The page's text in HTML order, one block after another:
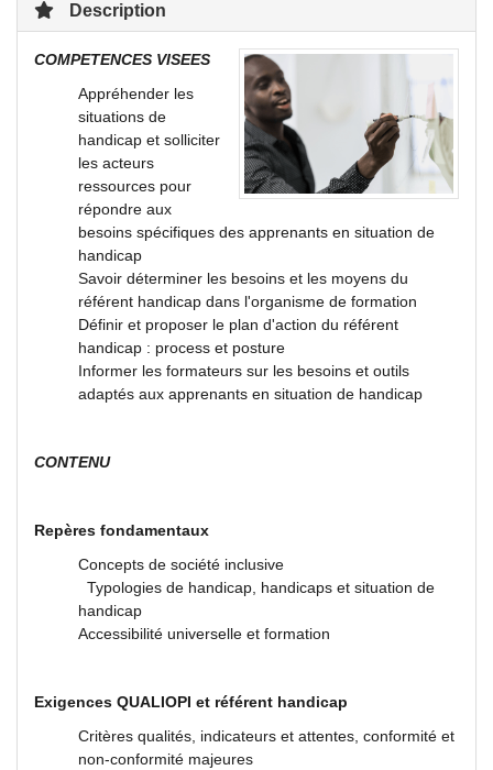
Description
COMPETENCES VISEES
Appréhender les
situations de
handicap et solliciter
les acteurs
ressources pour
répondre aux
besoins spécifiques des apprenants en situation de
handicap
Savoir déterminer les besoins et les moyens du
référent handicap dans l'organisme de formation
Définir et proposer le plan d'action du référent
handicap : process et posture
Informer les formateurs sur les besoins et outils
adaptés aux apprenants en situation de handicap
CONTENU
Repères fondamentaux
Concepts de société inclusive
Typologies de handicap, handicaps et situation de
handicap
Accessibilité universelle et formation
Exigences QUALIOPI et référent handicap
Critères qualités, indicateurs et attentes, conformité et
non-conformité majeures